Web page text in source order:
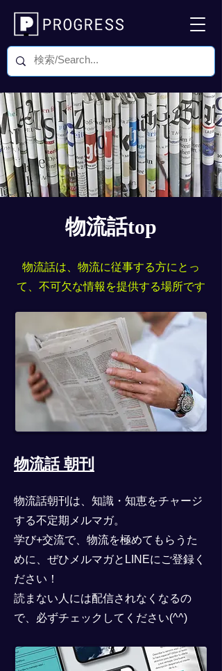
物流話top
物流話は、物流に従事する方にとっ
て、不可欠な情報を提供する場所です
物流話 朝刊
物流話朝刊は、知識・知恵をチャージ
する不定期メルマガ。
学び+交流で、物流を極めてもらうた
めに、ぜひメルマガとLINEにご登録く
ださい！
​読まない人には配信されなくなるの
で、必ずチェックしてください(^^)